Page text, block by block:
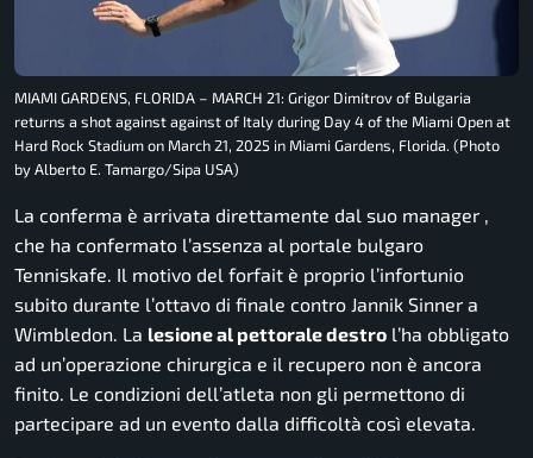
MIAMI GARDENS, FLORIDA – MARCH 21: Grigor Dimitrov of Bulgaria
returns a shot against against of Italy during Day 4 of the Miami Open at
Hard Rock Stadium on March 21, 2025 in Miami Gardens, Florida. (Photo
by Alberto E. Tamargo/Sipa USA)
La conferma è arrivata direttamente dal suo manager ,
che ha confermato l’assenza al portale bulgaro
Tenniskafe. Il motivo del forfait è proprio l’infortunio
subito durante l’ottavo di finale contro Jannik Sinner a
Wimbledon. La lesione al pettorale destro l’ha obbligato
ad un’operazione chirurgica e il recupero non è ancora
finito. Le condizioni dell’atleta non gli permettono di
partecipare ad un evento dalla difficoltà così elevata.